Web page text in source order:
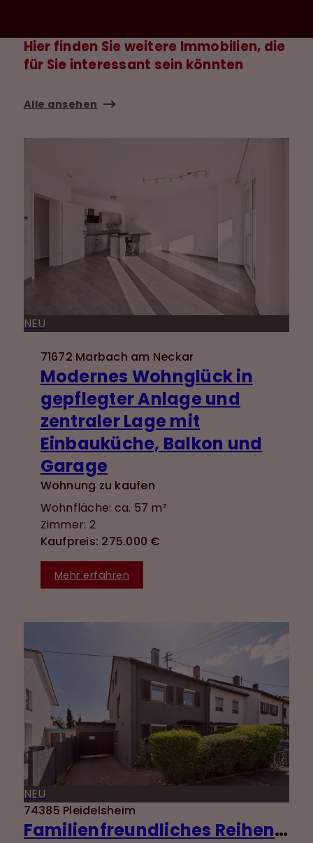
Hier finden Sie weitere Immobilien, die
für Sie interessant sein könnten
Alle ansehen
NEU
71672 Marbach am Neckar
Modernes Wohnglück in
gepflegter Anlage und
zentraler Lage mit
Einbauküche, Balkon und
Garage
Wohnung zu kaufen
Wohnfläche: ca. 57 m²
Zimmer: 2
Kaufpreis: 275.000 €
Mehr erfahren
NEU
74385 Pleidelsheim
Familienfreundliches Reihenendhaus in ruhiger Lage mit Süd-Terrasse und gepflegtem Garten